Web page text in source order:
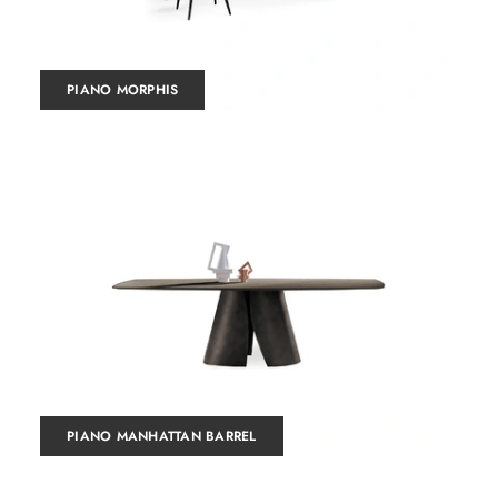
PIANO MORPHIS
PIANO MANHATTAN BARREL